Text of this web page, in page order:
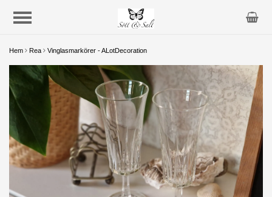
Hem Rea Vinglasmarkörer - ALotDecoration